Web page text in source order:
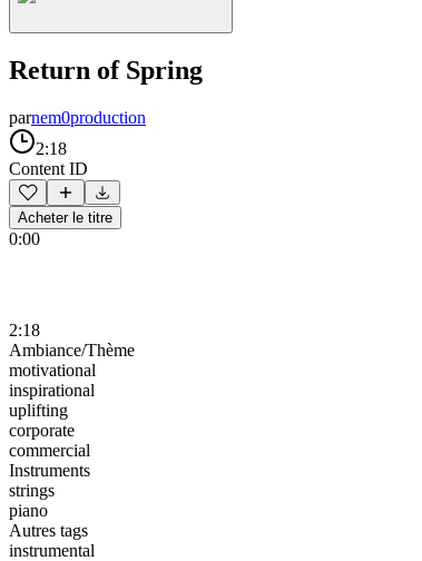
Return of Spring
parnem0production
2:18
Content ID
Acheter le titre
0:00
2:18
Ambiance/Thème
motivational
inspirational
uplifting
corporate
commercial
Instruments
strings
piano
Autres tags
instrumental